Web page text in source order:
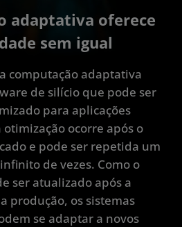
Recursos
adaptativa oferece
sem igual
computação adaptativa
de silício que pode ser
para aplicações
otimização ocorre após o
e pode ser repetida um
de vezes. Como o
ser atualizado após a
produção, os sistemas
se adaptar a novos